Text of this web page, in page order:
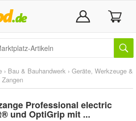
› Bau & Bauhandwerk › Geräte, Werkzeuge &
Zangen
Professional electric
und OptiGrip mit ...